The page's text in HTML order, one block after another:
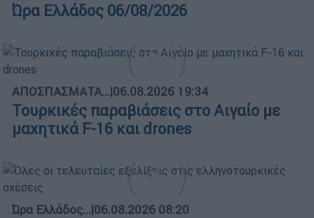
Ώρα Ελλάδος 06/08/2026
ΑΠΟΣΠΑΣΜΑΤΑ...|06.08.2026 19:34
Τουρκικές παραβιάσεις στο Αιγαίο με
μαχητικά F-16 και drones
Ώρα Ελλάδος...|06.08.2026 08:20